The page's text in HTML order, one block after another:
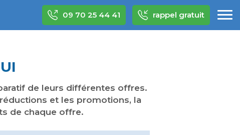
09 70 25 44 41 rappel gratuit
de leurs différentes offres.
et les promotions, la
de chaque offre.